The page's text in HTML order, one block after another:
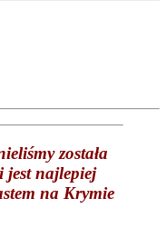
została
jest najlepiej
na Krymie